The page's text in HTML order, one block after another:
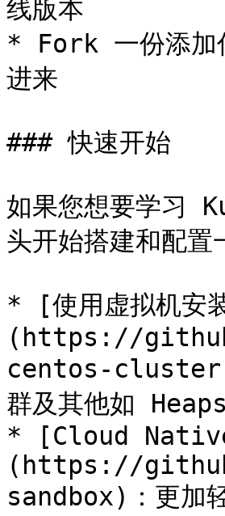
线版本
* Fork 一份添加
进来
### 快速开始
如果您想要学习
头开始搭建和配置
* [使用虚拟机安
(https://
centos-cluster)
群及其他如
* [Cloud
(https://
sandbox)：更加